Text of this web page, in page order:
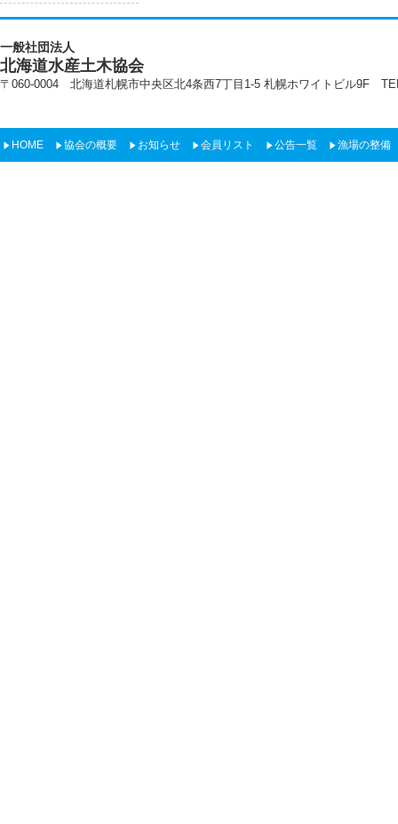
一般社団法人
北海道水産土木協会
〒060-0004 北海道札幌市中央区北4条西7丁目1-5 札幌ホワイトビル9F
HOME 協会の概要 お知らせ 会員リスト 公告一覧 漁場の整備